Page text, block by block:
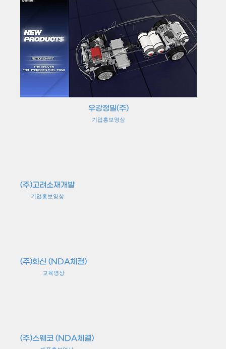
우강정밀(주)
기업홍보영상
(주)고려소재개발
기업홍보영상
(주)화신 (NDA체결)
교육영상
(주)스웨코 (NDA체결)